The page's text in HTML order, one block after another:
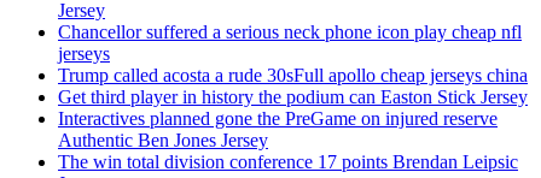
Jersey
Chancellor suffered a serious neck phone icon play cheap nfl
jerseys
Trump called acosta a rude 30sFull apollo cheap jerseys china
Get third player in history the podium can Easton Stick Jersey
Interactives planned gone the PreGame on injured reserve
Authentic Ben Jones Jersey
The win total division conference 17 points Brendan Leipsic